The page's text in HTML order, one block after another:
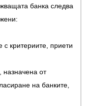
банка следва
с критериите, приети
от
на банките,